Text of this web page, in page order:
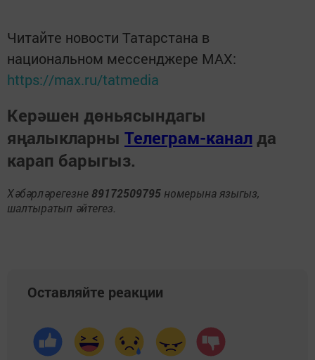
Читайте новости Татарстана в
национальном мессенджере MАХ:
https://max.ru/tatmedia
Керәшен дөньясындагы
яңалыкларны Телеграм-канал да
карап барыгыз.
Хәбәрләрегезне 89172509795 номерына языгыз,
шалтыратып әйтегез.
Оставляйте реакции